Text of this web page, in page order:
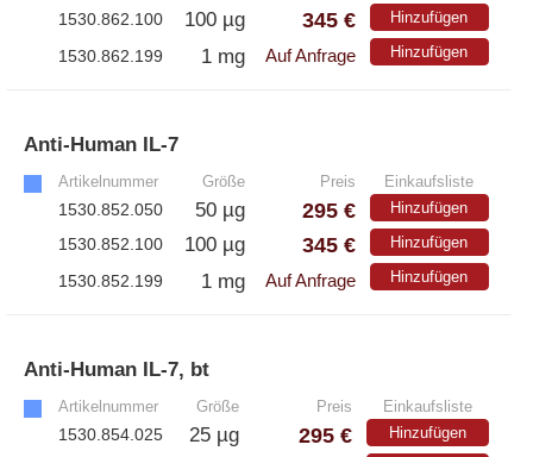
1530.862.100 100 µg 345 € Hinzufügen
1530.862.199 1 mg Auf Anfrage Hinzufügen
Anti-Human IL-7
Artikelnummer Größe Preis Einkaufsliste
1530.852.050 50 µg 295 € Hinzufügen
1530.852.100 100 µg 345 € Hinzufügen
1530.852.199 1 mg Auf Anfrage Hinzufügen
Anti-Human IL-7, bt
Artikelnummer Größe Preis Einkaufsliste
1530.854.025 25 µg 295 € Hinzufügen